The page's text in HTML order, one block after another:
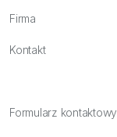
Firma
Kontakt
Formularz kontaktowy